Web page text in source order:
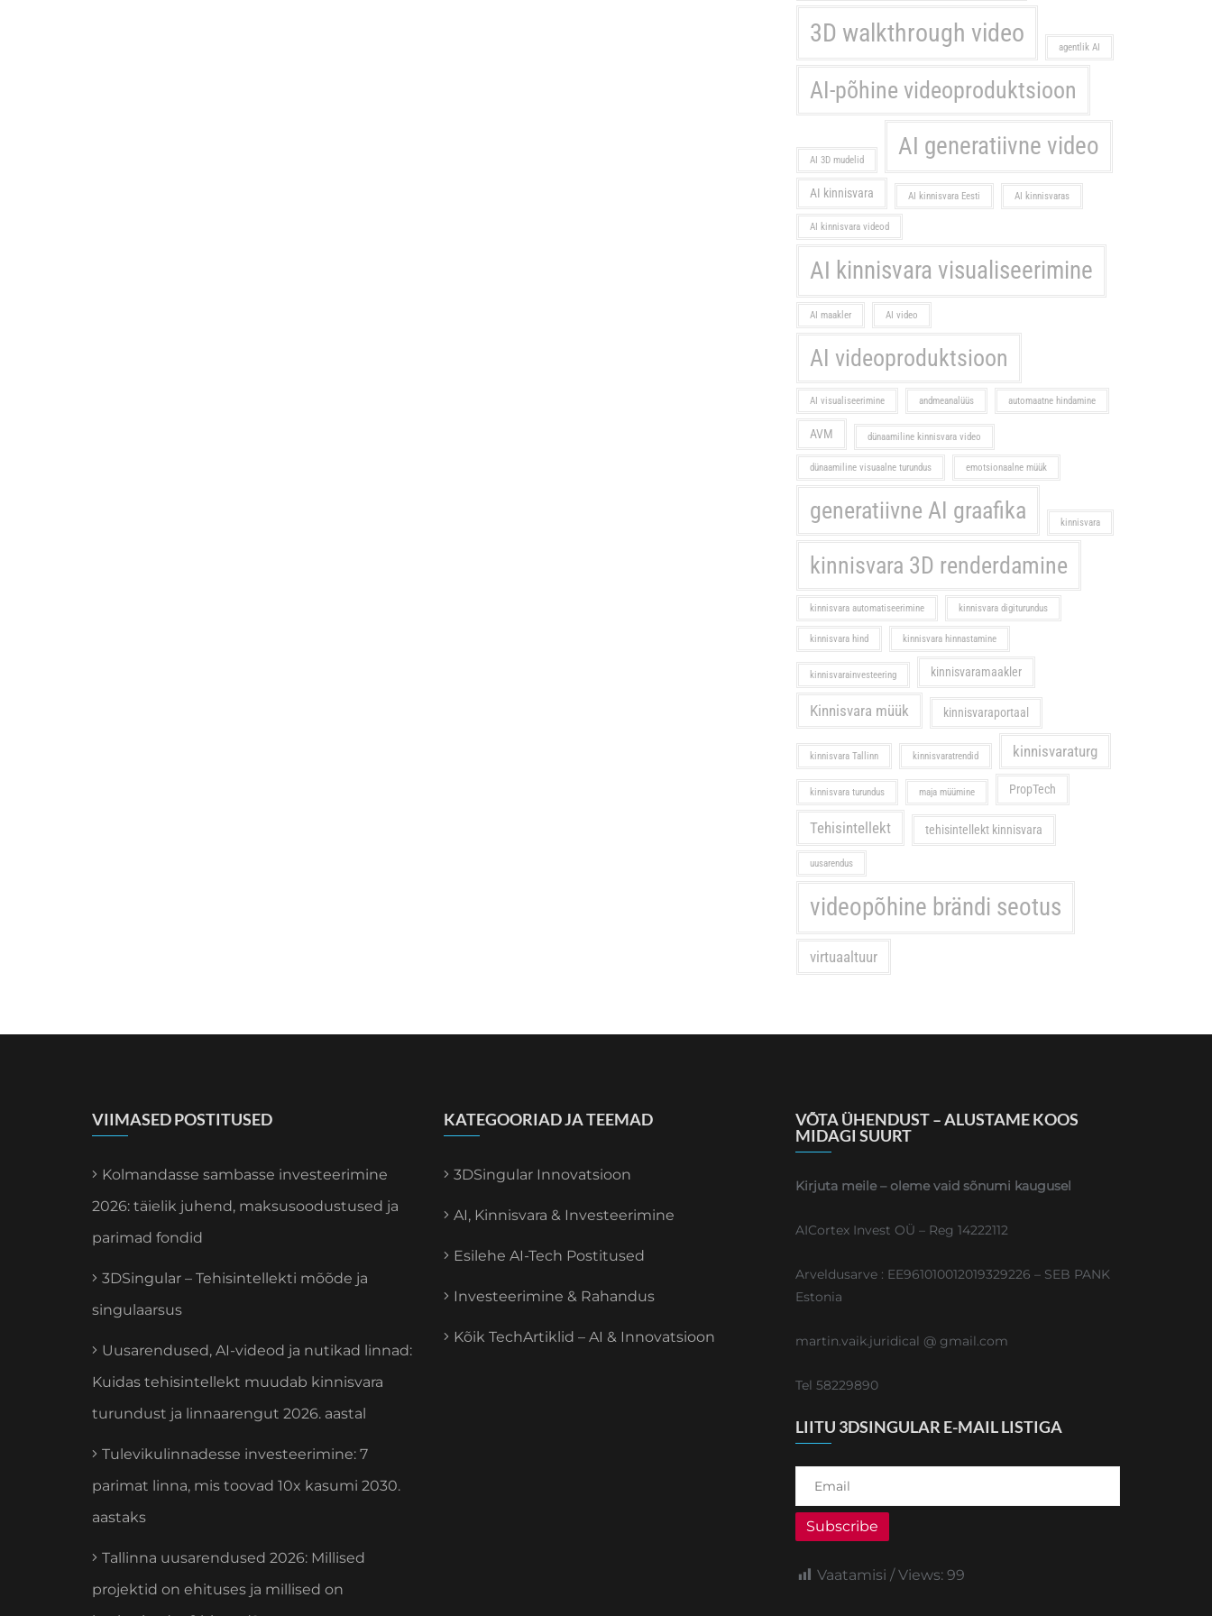
3D walkthrough video agentlik AI
AI-põhine videoproduktsioon
AI 3D mudelid AI generatiivne video
AI kinnisvara AI kinnisvara Eesti AI kinnisvaras
AI kinnisvara videod
AI kinnisvara visualiseerimine
AI maakler AI video
AI videoproduktsioon
AI visualiseerimine andmeanalüüs automaatne hindamine
AVM dünaamiline kinnisvara video
dünaamiline visuaalne turundus emotsionaalne müük
generatiivne AI graafika kinnisvara
kinnisvara 3D renderdamine
kinnisvara automatiseerimine kinnisvara digiturundus
kinnisvara hind kinnisvara hinnastamine
kinnisvarainvesteering kinnisvaramaakler
Kinnisvara müük kinnisvaraportaal
kinnisvara Tallinn kinnisvaratrendid kinnisvaraturg
kinnisvara turundus maja müümine PropTech
Tehisintellekt tehisintellekt kinnisvara
uusarendus
videopõhine brändi seotus
virtuaaltuur
VIIMASED POSTITUSED
Kolmandasse sambasse investeerimine
2026: täielik juhend, maksusoodustused ja
parimad fondid
3DSingular – Tehisintellekti mõõde ja
singulaarsus
Uusarendused, AI-videod ja nutikad linnad:
Kuidas tehisintellekt muudab kinnisvara
turundust ja linnaarengut 2026. aastal
Tulevikulinnadesse investeerimine: 7
parimat linna, mis toovad 10x kasumi 2030.
aastaks
Tallinna uusarendused 2026: Millised
projektid on ehituses ja millised on
KATEGOORIAD JA TEEMAD
3DSingular Innovatsioon
AI, Kinnisvara & Investeerimine
Esilehe AI-Tech Postitused
Investeerimine & Rahandus
Kõik TechArtiklid – AI & Innovatsioon
VÕTA ÜHENDUST – ALUSTAME KOOS
MIDAGI SUURT
Kirjuta meile – oleme vaid sõnumi kaugusel
AICortex Invest OÜ – Reg 14222112
Arveldusarve : EE961010012019329226 – SEB PANK
Estonia
martin.vaik.juridical @ gmail.com
Tel 58229890
LIITU 3DSINGULAR E-MAIL LISTIGA
Subscribe
Vaatamisi / Views: 99